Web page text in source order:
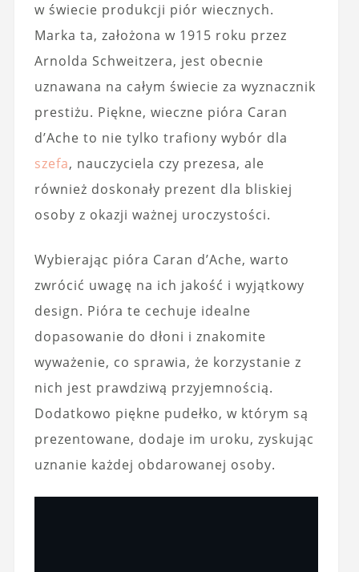
w świecie produkcji piór wiecznych.
Marka ta, założona w 1915 roku przez
Arnolda Schweitzera, jest obecnie
uznawana na całym świecie za wyznacznik
prestiżu. Piękne, wieczne pióra Caran
d’Ache to nie tylko trafiony wybór dla
szefa, nauczyciela czy prezesa, ale
również doskonały prezent dla bliskiej
osoby z okazji ważnej uroczystości.
Wybierając pióra Caran d’Ache, warto
zwrócić uwagę na ich jakość i wyjątkowy
design. Pióra te cechuje idealne
dopasowanie do dłoni i znakomite
wyważenie, co sprawia, że korzystanie z
nich jest prawdziwą przyjemnością.
Dodatkowo piękne pudełko, w którym są
prezentowane, dodaje im uroku, zyskując
uznanie każdej obdarowanej osoby.